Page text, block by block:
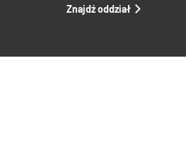
Znajdź oddział